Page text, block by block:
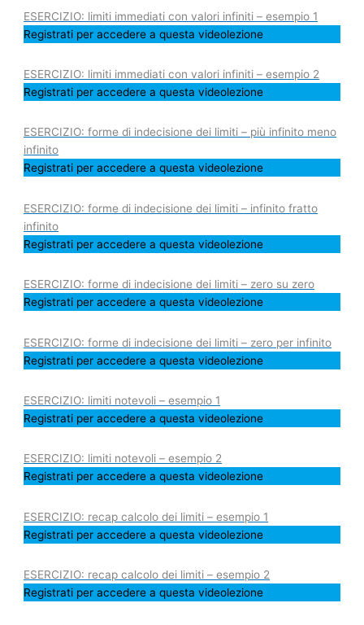
ESERCIZIO: limiti immediati con valori infiniti – esempio 1
Registrati per accedere a questa videolezione
ESERCIZIO: limiti immediati con valori infiniti – esempio 2
Registrati per accedere a questa videolezione
ESERCIZIO: forme di indecisione dei limiti – più infinito meno
infinito
Registrati per accedere a questa videolezione
ESERCIZIO: forme di indecisione dei limiti – infinito fratto
infinito
Registrati per accedere a questa videolezione
ESERCIZIO: forme di indecisione dei limiti – zero su zero
Registrati per accedere a questa videolezione
ESERCIZIO: forme di indecisione dei limiti – zero per infinito
Registrati per accedere a questa videolezione
ESERCIZIO: limiti notevoli – esempio 1
Registrati per accedere a questa videolezione
ESERCIZIO: limiti notevoli – esempio 2
Registrati per accedere a questa videolezione
ESERCIZIO: recap calcolo dei limiti – esempio 1
Registrati per accedere a questa videolezione
ESERCIZIO: recap calcolo dei limiti – esempio 2
Registrati per accedere a questa videolezione